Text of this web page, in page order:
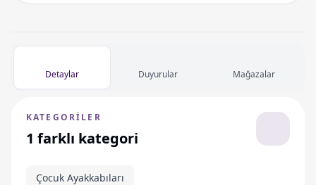
Detaylar Duyurular Mağazalar
KATEGORILER
1 farklı kategori
Çocuk Ayakkabıları